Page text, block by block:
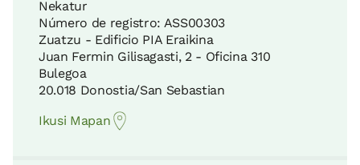
Nekatur
Número de registro: ASS00303
Zuatzu - Edificio PIA Eraikina
Juan Fermin Gilisagasti, 2 - Oficina 310
Bulegoa
20.018 Donostia/San Sebastian
Ikusi Mapan